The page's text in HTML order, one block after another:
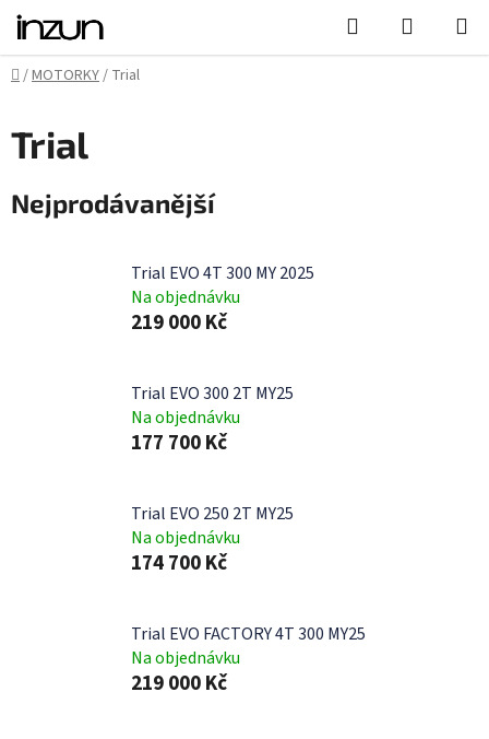
Přejít
obsah
Hledat
KOŠÍK
Domů
/MOTORKY/ Trial
Trial
Nejprodávanější
Trial EVO 4T 300 MY 2025
Na objednávku
219 000 Kč
Trial EVO 300 2T MY25
Na objednávku
177 700 Kč
Trial EVO 250 2T MY25
Na objednávku
174 700 Kč
Trial EVO FACTORY 4T 300 MY25
Na objednávku
219 000 Kč